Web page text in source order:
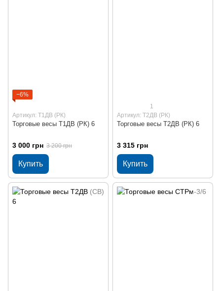
−6%
Артикул: Т1ДВ (РК)
Торговые весы Т1ДВ (РК) 6
3 000 грн 3 200 грн
Купить
1
Артикул: Т2ДВ (РК)
Торговые весы Т2ДВ (РК) 6
3 315 грн
Купить